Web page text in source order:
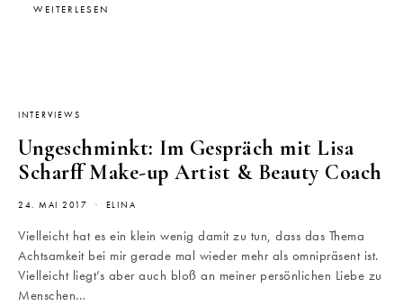
WEITERLESEN
INTERVIEWS
Ungeschminkt: Im Gespräch mit Lisa
Scharff Make-up Artist & Beauty Coach
24. MAI 2017 ELINA
Vielleicht hat es ein klein wenig damit zu tun, dass das Thema
Achtsamkeit bei mir gerade mal wieder mehr als omnipräsent ist.
Vielleicht liegt’s aber auch bloß an meiner persönlichen Liebe zu
Menschen…